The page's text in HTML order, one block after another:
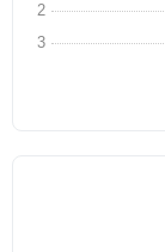
2
3